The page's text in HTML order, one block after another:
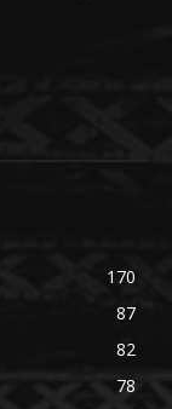
170
87
82
78